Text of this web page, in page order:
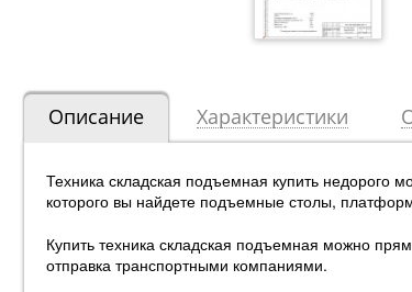
Описание Характеристики
Техника складская подъемная купить недорого
которого вы найдете подъемные столы,
Купить техника складская подъемная можно
отправка транспортными компаниями.